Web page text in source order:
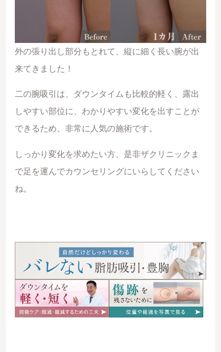
外の張り出し部分もとれて、縦に細く長い腕が出
来てきました！
二の腕吸引は、ダウンタイムも比較的軽く、露出
しやすい部位に、わかりやすい変化を出すことが
できるため、非常に人気の施術です。
しっかり変化を求めたい方、是非ザクリニックま
で足を運んでカウンセリングにいらしてください
ね。